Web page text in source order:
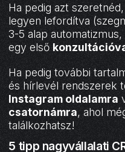
Ha pedig azt
legyen lefordítva
3-5 alap
egy első
Ha pedig további
és hírlevél rendszerek
Instagram oldalamra
csatornámra, ahol
találkozhatsz!
5 tipp nagyvállalati